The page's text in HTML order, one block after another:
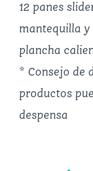
12 panes
mantequilla y
plancha
* Consejo de
productos
despensa